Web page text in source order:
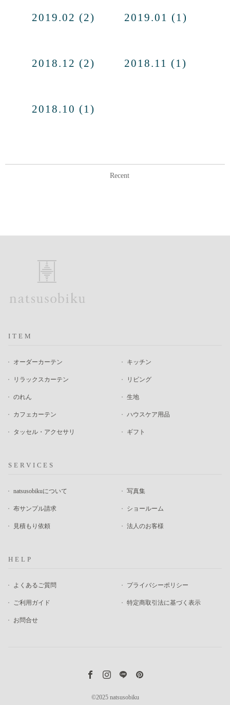
2019.02 (2) 2019.01 (1)
2018.12 (2) 2018.11 (1)
2018.10 (1)
Recent
ITEM
オーダーカーテン
リラックスカーテン
のれん
カフェカーテン
タッセル・アクセサリ
キッチン
リビング
生地
ハウスケア用品
ギフト
SERVICES
natsusobikuについて
布サンプル請求
見積もり依頼
写真集
ショールーム
法人のお客様
HELP
よくあるご質問
ご利用ガイド
お問合せ
プライバシーポリシー
特定商取引法に基づく表示
©2025 natsusobiku